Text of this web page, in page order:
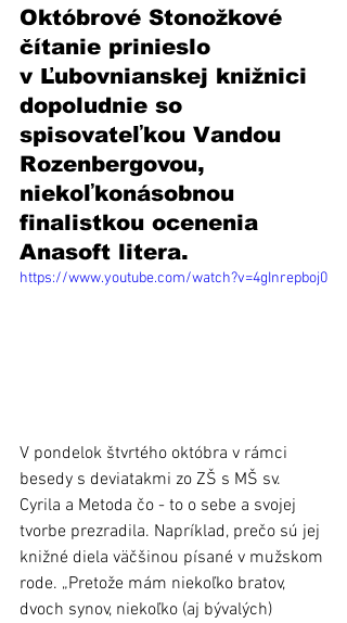
Októbrové Stonožkové
čítanie prinieslo
v Ľubovnianskej knižnici
dopoludnie so
spisovateľkou Vandou
Rozenbergovou,
niekoľkonásobnou
finalistkou ocenenia
Anasoft litera.
https://www.youtube.com/watch?v=4gInrepboj0
V pondelok štvrtého októbra v rámci
besedy s deviatakmi zo ZŠ s MŠ sv.
Cyrila a Metoda čo - to o sebe a svojej
tvorbe prezradila. Napríklad, prečo sú jej
knižné diela väčšinou písané v mužskom
rode. „Pretože mám niekoľko bratov,
dvoch synov, niekoľko (aj bývalých)